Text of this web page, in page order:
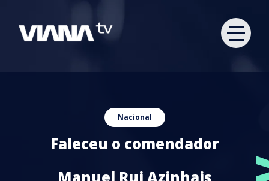
Nacional
Faleceu o comendador